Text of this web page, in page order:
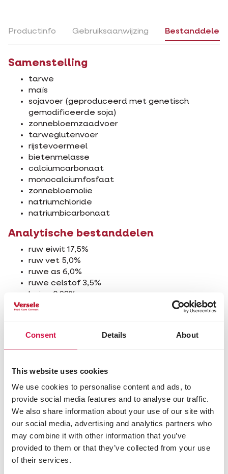
Consent Details About
This website uses cookies
We use cookies to personalise content and ads, to
provide social media features and to analyse our traffic.
We also share information about your use of our site with
our social media, advertising and analytics partners who
may combine it with other information that you’ve
provided to them or that they’ve collected from your use
of their services.
Productinfo Gebruiksaanwijzing Bestanddelen
Samenstelling
tarwe
maïs
sojavoer (geproduceerd met genetisch
gemodificeerde soja)
zonnebloemzaadvoer
tarweglutenvoer
rijstevoermeel
bietenmelasse
calciumcarbonaat
monocalciumfosfaat
zonnebloemolie
natriumchloride
natriumbicarbonaat
Analytische bestanddelen
ruw eiwit 17,5%
ruw vet 5,0%
ruwe as 6,0%
ruwe celstof 3,5%
lysine 0,93%
methionine 0,39%
natrium 0,15%
Nutritionele toevoegingsmiddelen
3a672a vitamine A 10000 IE
3a671 vitamine D3 2500 IE
3a700i vitamine E (all-rac-alfa-
tocoferylacetaat) 30 mg
3b103 ijzer (ijzer(II)sulfaat-monohydraat) 50 mg
3b202 jodium (calciumjodaat, watervrij) 2,00
mg